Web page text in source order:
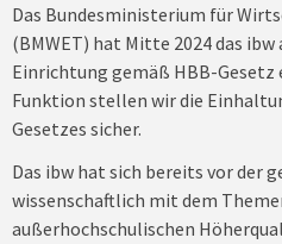
Das Bundesministerium für
(BMWET) hat Mitte 2024 das
Einrichtung gemäß HBB-
Funktion stellen wir die
Gesetzes sicher.
Das ibw hat sich bereits vor der
wissenschaftlich mit dem
außerhochschulischen